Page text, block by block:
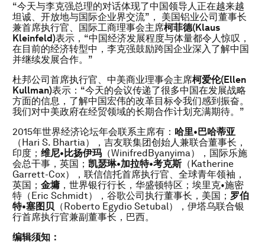
“今天与李克强总理的对话体现了中国领导人正在越来越
坦诚、开放地与国际企业界交流”， 美国铝业公司董事长
兼首席执行官、国际工商理事会主席柯菲德(Klaus
Kleinfeld)表示，“中国经济发展程度与体量都令人惊叹，
在目前的经济转型中，李克强鼓励跨国企业深入了解中国
并继续发展合作。”
杜邦公司首席执行官、中美商业理事会主席柯爱伦(Ellen
Kullman)表示：“今天的会议传递了很多中国在发展战略
方面的信息，了解中国宏伟的改革目标令我们感到振奋。
我们对中美政府在经贸领域的长期合作计划充满期待。”
2015年世界经济论坛年会联系主席有： 哈里•巴哈蒂亚
（Hari S. Bhartia），吉友联集团创始人兼联合董事长，
印度； 维尼• 比扬伊玛 （WinifredByanyima），国际乐施
会总干事，英国； 凯瑟琳•加拉特•考克斯（Katherine
Garrett-Cox），联信信托首席执行官、全球青年领袖，
英国； 金墉 ，世界银行行长，华盛顿特区；埃里克•施密
特（Eric Schmidt），谷歌公司执行董事长，美国； 罗伯
特•塞图贝 （Roberto Egydio Setubal），伊塔乌联合银
行首席执行官兼副董事长，巴西。
编辑须知：